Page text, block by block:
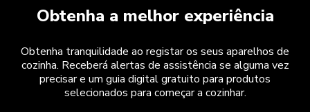
Obtenha a melhor experiência
Obtenha tranquilidade ao registar os seus aparelhos de
cozinha. Receberá alertas de assistência se alguma vez
precisar e um guia digital gratuito para produtos
selecionados para começar a cozinhar.